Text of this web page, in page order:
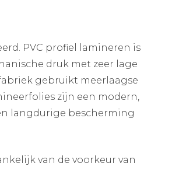
PVC profiel lamineren is
druk met zeer lage
gebruikt meerlaagse
zijn een modern,
langdurige bescherming
van de voorkeur van